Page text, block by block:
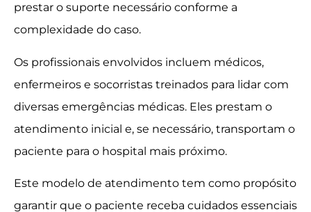
prestar o suporte necessário conforme a
complexidade do caso.
Os profissionais envolvidos incluem médicos,
enfermeiros e socorristas treinados para lidar com
diversas emergências médicas. Eles prestam o
atendimento inicial e, se necessário, transportam o
paciente para o hospital mais próximo.
Este modelo de atendimento tem como propósito
garantir que o paciente receba cuidados essenciais